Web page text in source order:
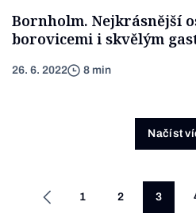
Bornholm. Nejkrásnější
borovicemi i skvělým
26. 6. 2022 8 min
Načíst
1 2 3